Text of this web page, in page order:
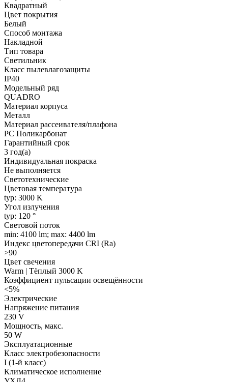
Квадратный
Цвет покрытия
Белый
Способ монтажа
Накладной
Тип товара
Светильник
Класс пылевлагозащиты
IP40
Модельный ряд
QUADRO
Материал корпуса
Металл
Материал рассеивателя/плафона
PC Поликарбонат
Гарантийный срок
3 год(а)
Индивидуальная покраска
Не выполняется
Светотехнические
Цветовая температура
typ: 3000 K
Угол излучения
typ: 120 °
Световой поток
min: 4100 lm; max: 4400 lm
Индекс цветопередачи CRI (Ra)
>90
Цвет свечения
Warm | Тёплый 3000 K
Коэффициент пульсации освещённости
<5%
Электрические
Напряжение питания
230 V
Мощность, макс.
50 W
Эксплуатационные
Класс электробезопасности
I (1-й класс)
Климатическое исполнение